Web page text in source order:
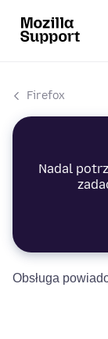
Firefox
Nadal
Obsługa